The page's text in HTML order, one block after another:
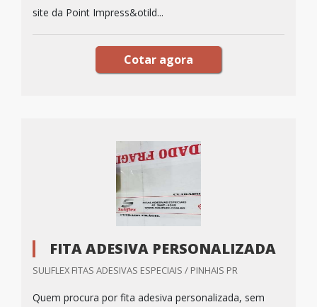
site da Point Impress&otild...
Cotar agora
FITA ADESIVA PERSONALIZADA
SULIFLEX FITAS ADESIVAS ESPECIAIS / PINHAIS PR
Quem procura por fita adesiva personalizada, sem